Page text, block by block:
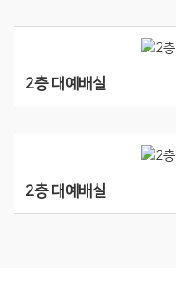
2층 대예배실
2층 대예배실